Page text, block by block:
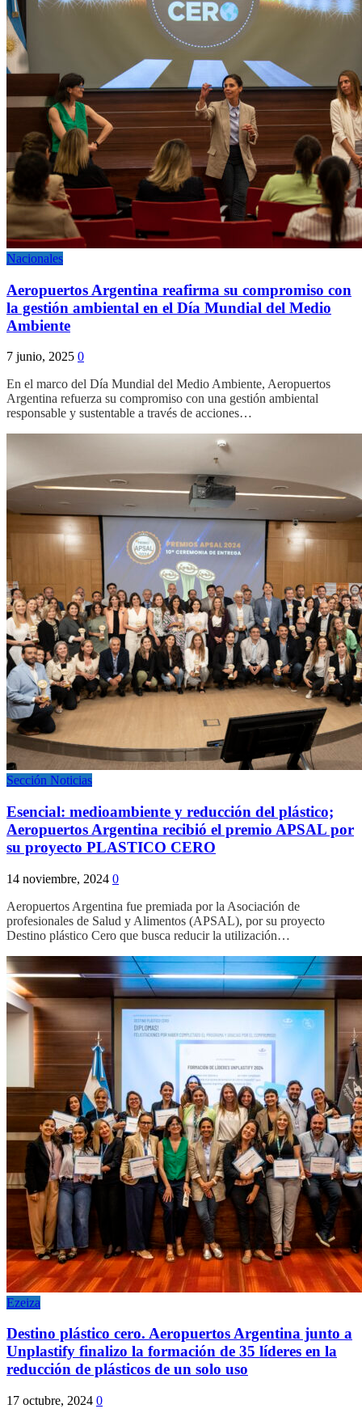
Nacionales
Aeropuertos Argentina reafirma su compromiso con
la gestión ambiental en el Día Mundial del Medio
Ambiente
7 junio, 2025 0
En el marco del Día Mundial del Medio Ambiente, Aeropuertos
Argentina refuerza su compromiso con una gestión ambiental
responsable y sustentable a través de acciones…
Sección Noticias
Esencial: medioambiente y reducción del plástico;
Aeropuertos Argentina recibió el premio APSAL por
su proyecto PLASTICO CERO
14 noviembre, 2024 0
Aeropuertos Argentina fue premiada por la Asociación de
profesionales de Salud y Alimentos (APSAL), por su proyecto
Destino plástico Cero que busca reducir la utilización…
Ezeiza
Destino plástico cero. Aeropuertos Argentina junto a
Unplastify finalizo la formación de 35 líderes en la
reducción de plásticos de un solo uso
17 octubre, 2024 0